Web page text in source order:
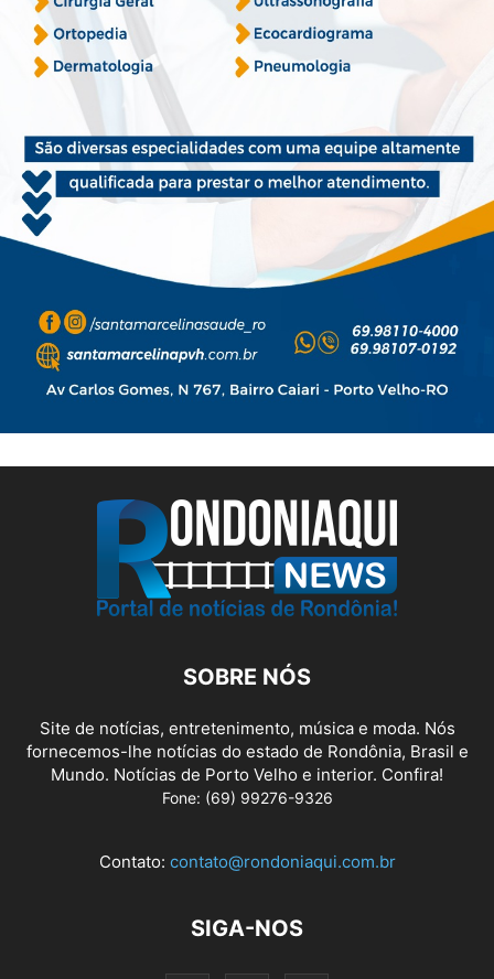
SOBRE NÓS
Site de notícias, entretenimento, música e moda. Nós
fornecemos-lhe notícias do estado de Rondônia, Brasil e
Mundo. Notícias de Porto Velho e interior. Confira!
Fone: (69) 99276-9326
Contato: contato@rondoniaqui.com.br
SIGA-NOS